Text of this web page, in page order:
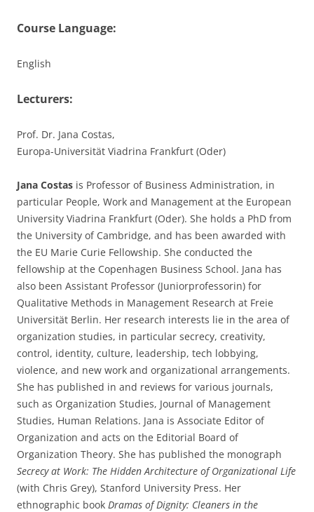
Course Language:
English
Lecturers:
Prof. Dr. Jana Costas,
Europa-Universität Viadrina Frankfurt (Oder)
Jana Costas is Professor of Business Administration, in
particular People, Work and Management at the European
University Viadrina Frankfurt (Oder). She holds a PhD from
the University of Cambridge, and has been awarded with
the EU Marie Curie Fellowship. She conducted the
fellowship at the Copenhagen Business School. Jana has
also been Assistant Professor (Juniorprofessorin) for
Qualitative Methods in Management Research at Freie
Universität Berlin. Her research interests lie in the area of
organization studies, in particular secrecy, creativity,
control, identity, culture, leadership, tech lobbying,
violence, and new work and organizational arrangements.
She has published in and reviews for various journals,
such as Organization Studies, Journal of Management
Studies, Human Relations. Jana is Associate Editor of
Organization and acts on the Editorial Board of
Organization Theory. She has published the monograph
Secrecy at Work: The Hidden Architecture of Organizational Life
(with Chris Grey), Stanford University Press. Her
ethnographic book Dramas of Dignity: Cleaners in the